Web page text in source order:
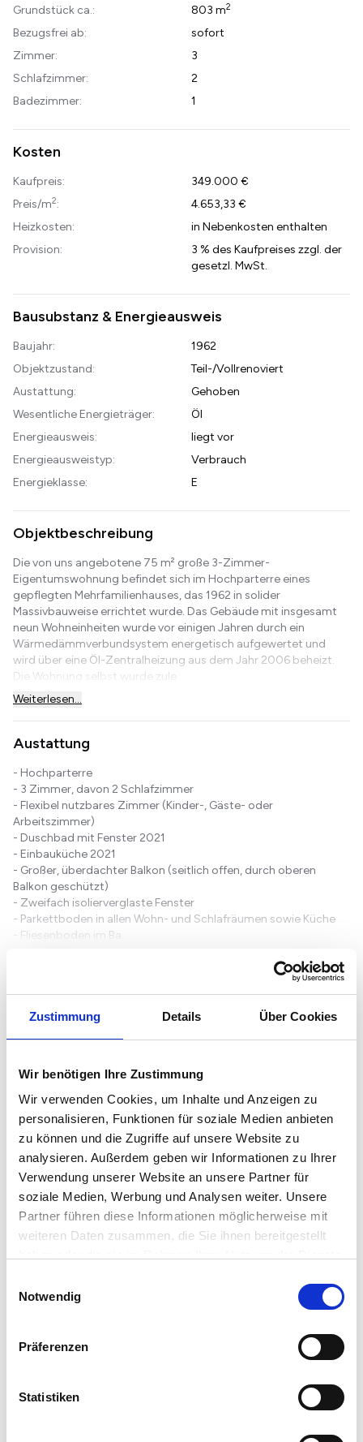
Zustimmung Details Über Cookies
Wir benötigen Ihre Zustimmung
Wir verwenden Cookies, um Inhalte und Anzeigen zu
personalisieren, Funktionen für soziale Medien anbieten
zu können und die Zugriffe auf unsere Website zu
analysieren. Außerdem geben wir Informationen zu Ihrer
Verwendung unserer Website an unsere Partner für
soziale Medien, Werbung und Analysen weiter. Unsere
Partner führen diese Informationen möglicherweise mit
weiteren Daten zusammen, die Sie ihnen bereitgestellt
Notwendig
Präferenzen
Statistiken
Grundstück ca.: 803 m2
Bezugsfrei ab:
sofort
Zimmer:
3
Schlafzimmer:
2
Badezimmer:
1
Kosten
Kaufpreis:
349.000 €
Preis/m2:
4.653,33 €
Heizkosten:
in Nebenkosten enthalten
Provision:
3 % des Kaufpreises zzgl. der
gesetzl. MwSt.
Bausubstanz & Energieausweis
Baujahr:
1962
Objektzustand:
Teil-/Vollrenoviert
Austattung:
Gehoben
Wesentliche Energieträger:
Öl
Energieausweis:
liegt vor
Energieausweistyp:
Verbrauch
Energieklasse:
E
Objektbeschreibung
Die von uns angebotene 75 m² große 3-Zimmer-
Eigentumswohnung befindet sich im Hochparterre eines
gepflegten Mehrfamilienhauses, das 1962 in solider
Massivbauweise errichtet wurde. Das Gebäude mit insgesamt
neun Wohneinheiten wurde vor einigen Jahren durch ein
Wärmedämmverbundsystem energetisch aufgewertet und
wird über eine Öl-Zentralheizung aus dem Jahr 2006 beheizt.
Die Wohnung selbst wurde zule...
Weiterlesen...
Austattung
- Hochparterre
- 3 Zimmer, davon 2 Schlafzimmer
- Flexibel nutzbares Zimmer (Kinder-, Gäste- oder
Arbeitszimmer)
- Duschbad mit Fenster 2021
- Einbauküche 2021
- Großer, überdachter Balkon (seitlich offen, durch oberen
Balkon geschützt)
- Zweifach isolierverglaste Fenster
- Parkettboden in allen Wohn- und Schlafräumen sowie Küche
- Fliesenboden im Ba...